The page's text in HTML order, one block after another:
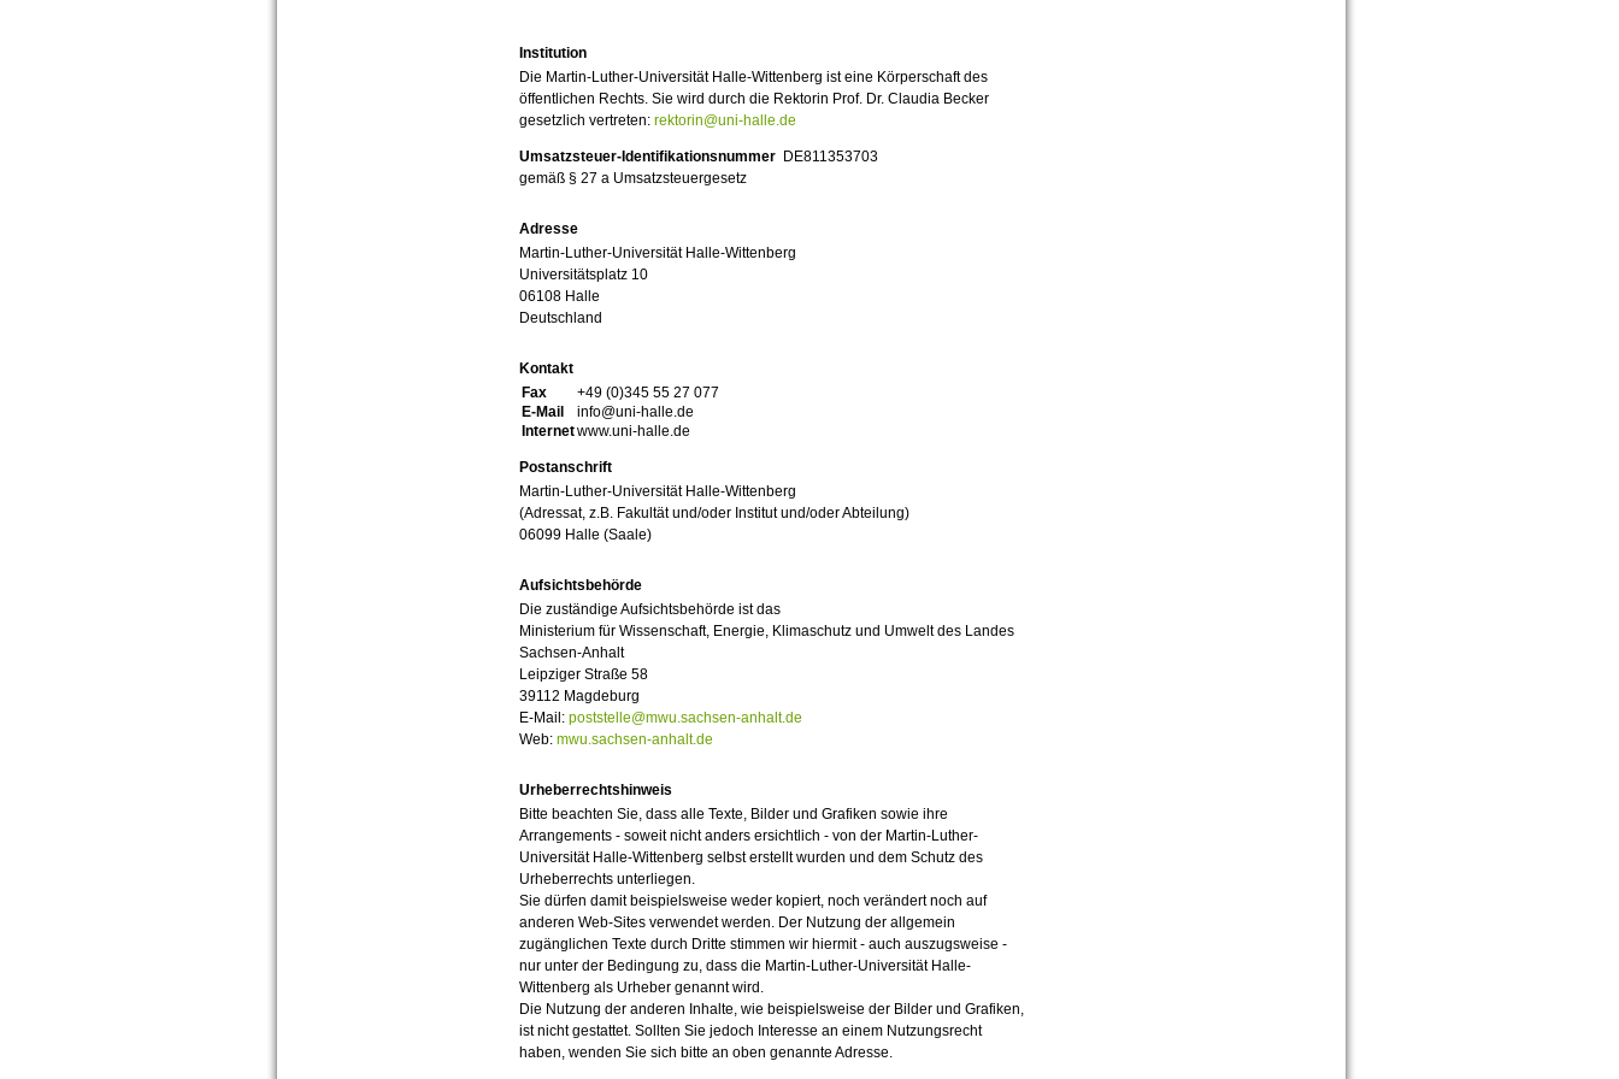
Institution
Die Martin-Luther-Universität Halle-Wittenberg ist eine Körperschaft des
öffentlichen Rechts. Sie wird durch die Rektorin Prof. Dr. Claudia Becker
gesetzlich vertreten: rektorin@uni-halle.de
Umsatzsteuer-Identifikationsnummer DE811353703
gemäß § 27 a Umsatzsteuergesetz
Adresse
Martin-Luther-Universität Halle-Wittenberg
Universitätsplatz 10
06108 Halle
Deutschland
Kontakt
Fax
+49 (0)345 55 27 077
E-Mail
info@uni-halle.de
Internetwww.uni-halle.de
Postanschrift
Martin-Luther-Universität Halle-Wittenberg
(Adressat, z.B. Fakultät und/oder Institut und/oder Abteilung)
06099 Halle (Saale)
Aufsichtsbehörde
Die zuständige Aufsichtsbehörde ist das
Ministerium für Wissenschaft, Energie, Klimaschutz und Umwelt des Landes
Sachsen-Anhalt
Leipziger Straße 58
39112 Magdeburg
E-Mail: poststelle@mwu.sachsen-anhalt.de
Web: mwu.sachsen-anhalt.de
Urheberrechtshinweis
Bitte beachten Sie, dass alle Texte, Bilder und Grafiken sowie ihre
Arrangements - soweit nicht anders ersichtlich - von der Martin-Luther-
Universität Halle-Wittenberg selbst erstellt wurden und dem Schutz des
Urheberrechts unterliegen.
Sie dürfen damit beispielsweise weder kopiert, noch verändert noch auf
anderen Web-Sites verwendet werden. Der Nutzung der allgemein
zugänglichen Texte durch Dritte stimmen wir hiermit - auch auszugsweise -
nur unter der Bedingung zu, dass die Martin-Luther-Universität Halle-
Wittenberg als Urheber genannt wird.
Die Nutzung der anderen Inhalte, wie beispielsweise der Bilder und Grafiken,
ist nicht gestattet. Sollten Sie jedoch Interesse an einem Nutzungsrecht
haben, wenden Sie sich bitte an oben genannte Adresse.